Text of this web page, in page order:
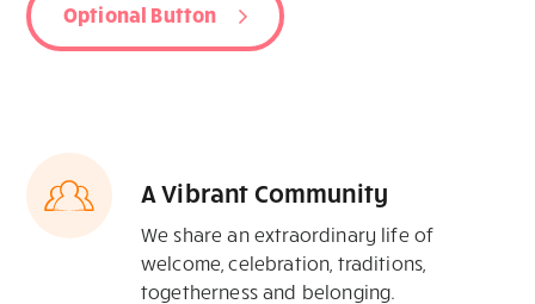
Optional Button
A Vibrant Community
We share an extraordinary life of
welcome, celebration, traditions,
togetherness and belonging.